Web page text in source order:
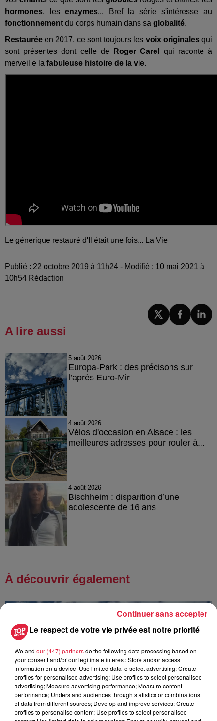
hormones, lesenzymes... Bref la série s'intéresse au
fonctionnement du corps humain dans sa globalité.
Restaurée en 2017, ce sont toujours les voix originalesqui
sont présentes dont celle de
Roger Carel
qui raconte à
merveille la fabuleuse histoire de la vie.
Le générique restauré d'Il était une fois... La Vie
Publié : 22 octobre 2019 à 11h24 - Modifié : 10 mai 2021 à
10h54 Rédaction
A lire aussi
5 août 2026
Europa-Park : des précisons sur
l’après Euro-Mir
4 août 2026
Vélos d'occasion en Alsace : les
meilleures adresses pour rouler à...
4 août 2026
Bischheim : disparition d’une
adolescente de 16 ans
À découvrir également
Le respect de votre vie privée est notre priorité
We and our (447) partnersdo the following data processing based on
your consent and/or our legitimate interest: Store and/or access
information on a device; Use limited data to select advertising; Create
profiles for personalised advertising; Use profiles to select personalised
advertising; Measure advertising performance; Measure content
performance; Understand audiences through statistics or combinations
of data from different sources; Develop and improve services; Create
profiles to personalise content; Use profiles to select personalised
Continuer sans accepter